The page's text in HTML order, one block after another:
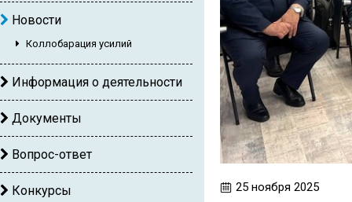
Новости
Коллобарация усилий
Информация о деятельности
Документы
Вопрос-ответ
Конкурсы 25 ноября 2025